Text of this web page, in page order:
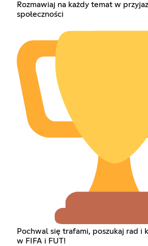
Rozmawiaj na każdy temat w
społeczności
Pochwal się trafami, poszukaj rad i
w FIFA i FUT!